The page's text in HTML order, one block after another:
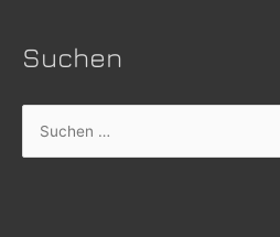
Suchen
Suchen
nach: